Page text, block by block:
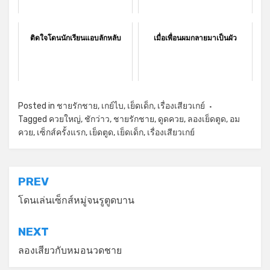
ติดใจโดนนักเรียนแอบลักหลับ เมื่อเพื่อนผมกลายมาเป็นผัว
Posted in ชายรักชาย, เกย์ไบ, เย็ดเด็ก, เรื่องเสียวเกย์
Tagged ควยใหญ่, ชักว่าว, ชายรักชาย, ดูดควย, ลองเย็ดตูด, อม
ควย, เซ็กส์ครั้งแรก, เย็ดตูด, เย็ดเด็ก, เรื่องเสียวเกย์
แนะแนว
เรื่อง
PREV
โดนเล่นเซ็กส์หมู่จนรูตูดบาน
NEXT
ลองเสียวกับหมอนวดชาย